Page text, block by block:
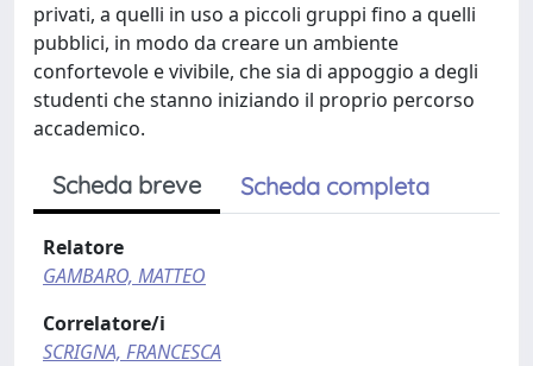
privati, a quelli in uso a piccoli gruppi fino a quelli
pubblici, in modo da creare un ambiente
confortevole e vivibile, che sia di appoggio a degli
studenti che stanno iniziando il proprio percorso
accademico.
Scheda breve Scheda completa
Relatore
GAMBARO, MATTEO
Correlatore/i
SCRIGNA, FRANCESCA